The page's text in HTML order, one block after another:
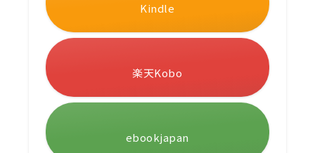
Kindle
楽天Kobo
ebookjapan